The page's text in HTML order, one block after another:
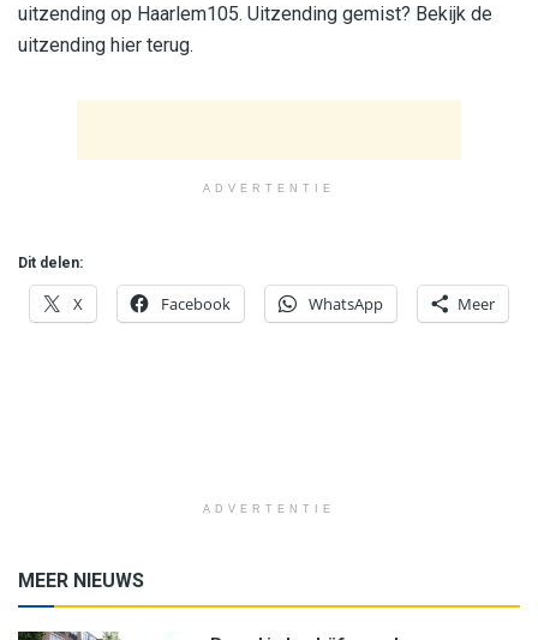
uitzending op Haarlem105. Uitzending gemist? Bekijk de
uitzending hier terug.
ADVERTENTIE
Dit delen:
X Facebook WhatsApp Meer
ADVERTENTIE
MEER NIEUWS